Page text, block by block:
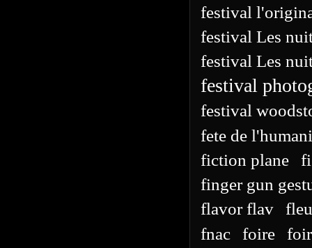
festival
festival Les
festival Les
festival
festival
fete de
fiction plane
finger gun
flavor flav
fnac
foire